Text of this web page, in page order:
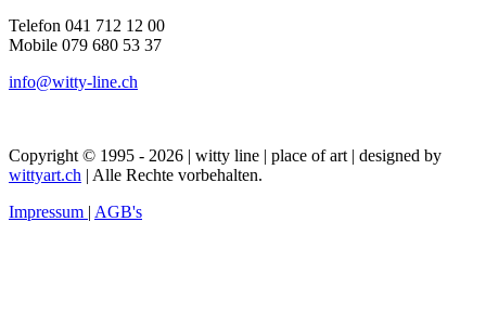
Telefon 041 712 12 00
Mobile 079 680 53 37
info@witty-line.ch
Copyright © 1995 - 2026 | witty line | place of art | designed by
wittyart.ch | Alle Rechte vorbehalten.
Impressum | AGB's